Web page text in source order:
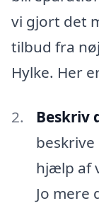
vi gjort det
tilbud fra
Hylke. Her
Beskriv
hjælp af
Jo mere